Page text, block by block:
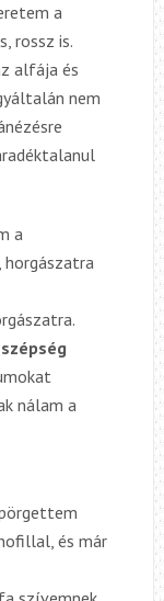
a
rossz is.
alfája és
nem
a
horgászatra
szépség
nálam a
és már